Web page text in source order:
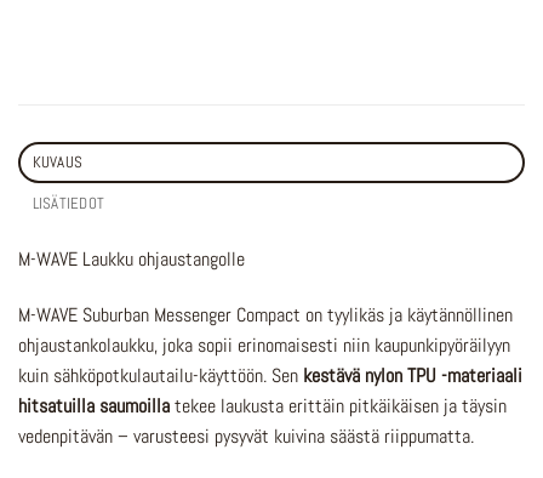
KUVAUS
LISÄTIEDOT
M-WAVE Laukku ohjaustangolle
M-WAVE Suburban Messenger Compact on tyylikäs ja käytännöllinen
ohjaustankolaukku, joka sopii erinomaisesti niin kaupunkipyöräilyyn
kuin sähköpotkulautailu-käyttöön. Sen kestävä nylon TPU -materiaali
hitsatuilla saumoillatekee laukusta erittäin pitkäikäisen ja täysin
vedenpitävän – varusteesi pysyvät kuivina säästä riippumatta.